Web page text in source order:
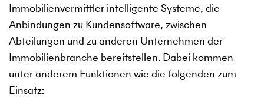
Immobilienvermittler intelligente Systeme, die
Anbindungen zu Kundensoftware, zwischen
Abteilungen und zu anderen Unternehmen der
Immobilienbranche bereitstellen. Dabei kommen
unter anderem Funktionen wie die folgenden zum
Einsatz: